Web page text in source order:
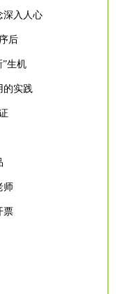
深入人心
后
”生机
的实践
师
票